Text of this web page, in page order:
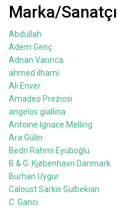
Marka/Sanatçı
Abdullah
Adem Genç
Adnan Varınca
ahmed ilhami
Ali Enver
Amadeo Preziosi
angelos giallina
Antoine Ignace Melling
Ara Güler
Bedri Rahmi Eyüboğlu
B & G. Kjøbenhavn Danmark
Burhan Uygur
Caloust Sarkis Gulbekian
C. Ganci